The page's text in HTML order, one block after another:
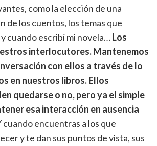
como la elección de una
de los cuentos, los temas que
cuando escribí mi novela…Los
interlocutores. Mantenemos
con ellos a través de lo
en nuestros libros. Ellos
quedarse o no, pero ya el simple
esa interacción en ausencia
cuando encuentras a los que
y te dan sus puntos de vista, sus